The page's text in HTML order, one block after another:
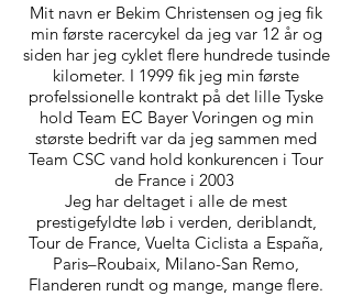
Mit navn er Bekim Christensen og jeg fik
min første racercykel da jeg var 12 år og
siden har jeg cyklet flere hundrede tusinde
kilometer. I 1999 fik jeg min første
profelssionelle kontrakt på det lille Tyske
hold Team EC Bayer Voringen og min
største bedrift var da jeg sammen med
Team CSC vand hold konkurencen i Tour
de France i 2003
Jeg har deltaget i alle de mest
prestigefyldte løb i verden, deriblandt,
Tour de France, Vuelta Ciclista a España,
Paris–Roubaix, Milano-San Remo,
Flanderen rundt og mange, mange flere.